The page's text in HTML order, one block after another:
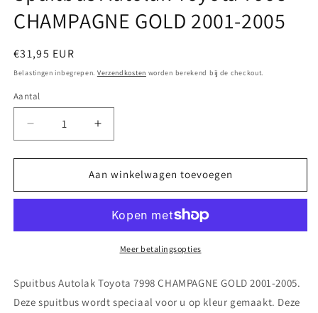
CHAMPAGNE GOLD 2001-2005
Normale
prijs
€31,95 EUR
Belastingen inbegrepen. Verzendkosten worden berekend bij de checkout.
Aantal
Aantal
verlagen
voor
Autolak
CHAMPAGNE
2005
Aantal
verhogen
voor
Spuitbus
Autolak
7998
CHAMPAGNE
GOLD
2005
Aan winkelwagen toevoegen
Meer betalingsopties
Spuitbus Autolak Toyota 7998 CHAMPAGNE GOLD 2001-2005.
Deze spuitbus wordt speciaal voor u op kleur gemaakt. Deze